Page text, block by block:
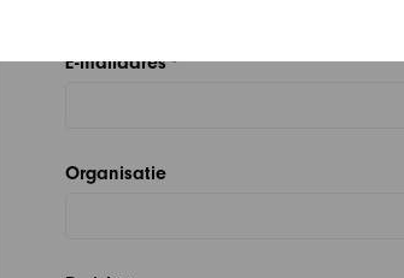
E-mailadres *
Organisatie